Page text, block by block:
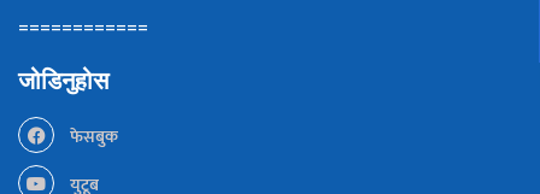
============
जोडिनुहोस
फेसबुक
युटूब